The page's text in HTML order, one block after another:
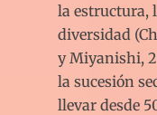
la estructura,
diversidad
y Miyanishi,
la sucesión
llevar desde